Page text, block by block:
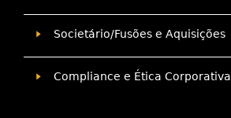
Societário/Fusões e Aquisições
Compliance e Ética Corporativa